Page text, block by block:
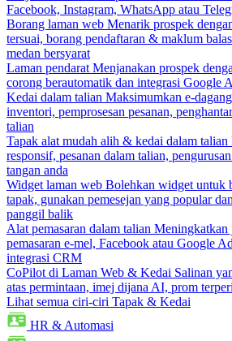
Facebook, Instagram, WhatsApp atau
Borang laman web Menarik prospek
tersuai, borang pendaftaran & maklum
medan bersyarat
Laman pendarat Menjanakan prospek
corong berautomatik dan integrasi Google
Kedai dalam talian Maksimumkan e-
inventori, pemprosesan pesanan,
talian
Tapak alat mudah alih & kedai dalam talian
responsif, pesanan dalam talian,
tangan anda
Widget laman web Bolehkan widget untuk
tapak, gunakan pemesejan yang popular
panggil balik
Alat pemasaran dalam talian Meningkatkan
pemasaran e-mel, Facebook atau Google
integrasi CRM
CoPilot di Laman Web & Kedai Salinan
atas permintaan, imej dijana AI, prom
Lihat semua ciri-ciri Tapak & Kedai
HR & Automasi